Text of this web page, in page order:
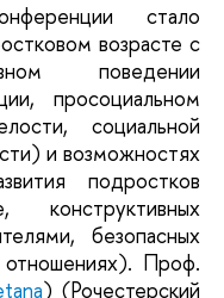
стало
возрасте с
поведении
просоциальном
социальной
и возможностях
подростков
конструктивных
безопасных
Проф.
) (Рочестерский